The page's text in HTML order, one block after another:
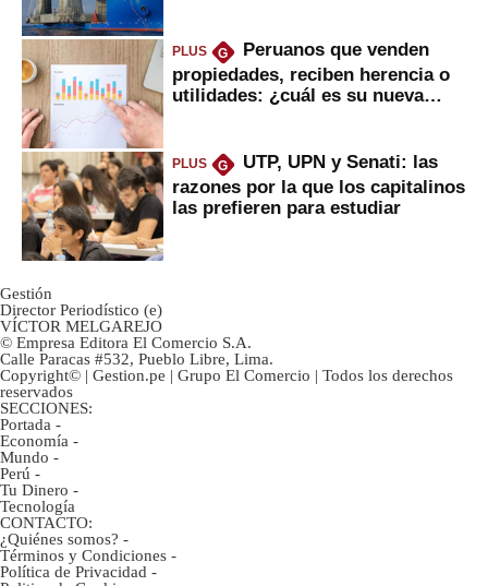
PLUS G
Peruanos que venden
propiedades, reciben herencia o
utilidades: ¿cuál es su nueva
PLUS G
UTP, UPN y Senati: las
razones por la que los capitalinos
las prefieren para estudiar
Gestión
Director Periodístico (e)
VÍCTOR MELGAREJO
© Empresa Editora El Comercio S.A.
Calle Paracas #532, Pueblo Libre, Lima.
Copyright© | Gestion.pe | Grupo El Comercio | Todos los derechos
reservados
SECCIONES:
Portada -
Economía -
Mundo -
Perú -
Tu Dinero -
Tecnología
CONTACTO:
¿Quiénes somos? -
Términos y Condiciones -
Política de Privacidad -